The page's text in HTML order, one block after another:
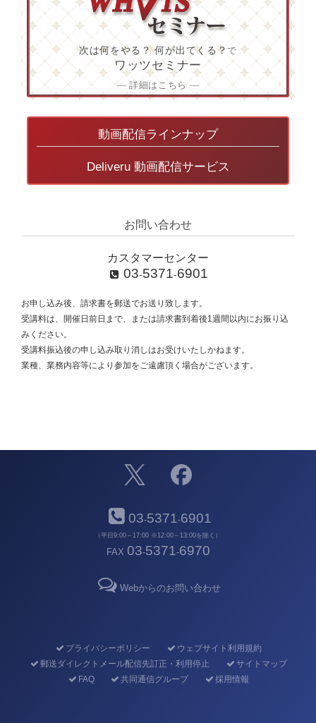
次は何をやる？ 何が出てくる？ で
ワッツセミナー
― 詳細はこちら ―
動画配信ラインナップ
Deliveru 動画配信サービス
お問い合わせ
カスタマーセンター
03-5371-6901
お申し込み後、請求書を郵送でお送り致します。
受講料は、開催日前日まで、または請求書到着後1週間以内にお振り込
みください。
受講料振込後の申し込み取り消しはお受けいたしかねます。
業種、業務内容等により参加をご遠慮頂く場合がございます。
03-5371-6901
（平日9:00～17:00 ※12:00～13:00を除く）
FAX 03-5371-6970
Webからのお問い合わせ
プライバシーポリシー
ウェブサイト利用規約
郵送ダイレクトメール配信先訂正・利用停止
サイトマップ
FAQ
共同通信グループ 採用情報